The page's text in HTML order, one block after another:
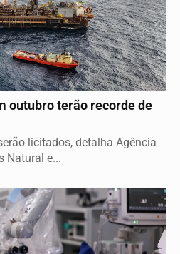
outubro terão recorde de
licitados, detalha Agência
Natural e...